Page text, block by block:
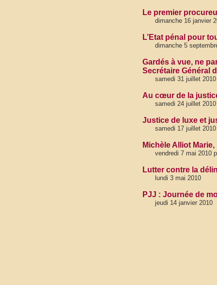
Le premier
dimanche 16 janvier
L’Etat pénal pour
dimanche 5
Gardés à vue, ne
Secrétaire Général
samedi 31 juillet 2010
Au cœur de la
samedi 24 juillet 2010
Justice de luxe et
samedi 17 juillet 2010
Michèle Alliot
vendredi 7 mai 2010
Lutter contre la
lundi 3 mai 2010
PJJ : Journée de
jeudi 14 janvier 2010